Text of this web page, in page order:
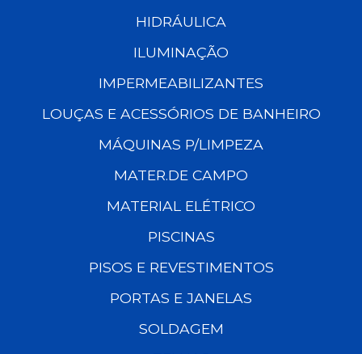
HIDRÁULICA
ILUMINAÇÃO
IMPERMEABILIZANTES
LOUÇAS E ACESSÓRIOS DE BANHEIRO
MÁQUINAS P/LIMPEZA
MATER.DE CAMPO
MATERIAL ELÉTRICO
PISCINAS
PISOS E REVESTIMENTOS
PORTAS E JANELAS
SOLDAGEM